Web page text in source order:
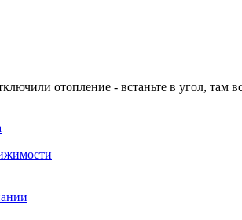
отопление - встаньте в угол, там